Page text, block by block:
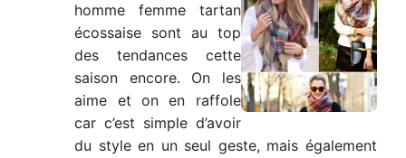
homme femme tartan
écossaise sont au top
des tendances cette
saison encore. On les
aime et on en raffole
car c’est simple d’avoir
du style en un seul geste, mais également